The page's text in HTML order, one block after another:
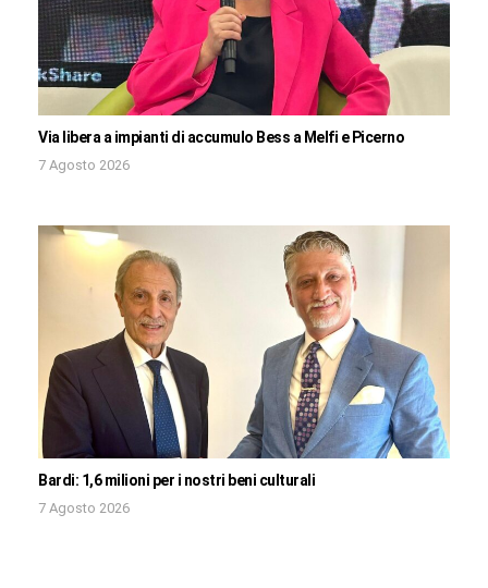
Via libera a impianti di accumulo Bess a Melfi e Picerno
7 Agosto 2026
Bardi: 1,6 milioni per i nostri beni culturali
7 Agosto 2026